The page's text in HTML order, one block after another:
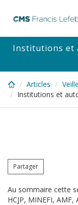
content
Institutions et
Articles
Institutions et
Partager
Au sommaire cette
HCJP, MINEFI, AMF,